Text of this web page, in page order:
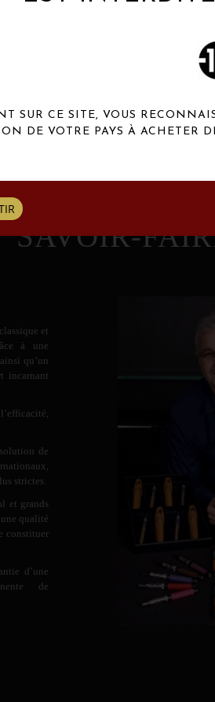
SAVOIR-
classique et
à une
ainsi qu’un
incarnant
de
strictes.
et grands
qualité
constituer
d’une
de
SUR CE SITE, VOUS
DE VOTRE PAYS À ACHETER